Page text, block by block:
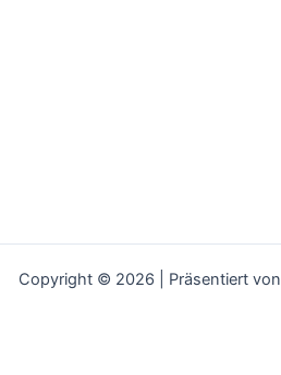
Copyright © 2026 | Präsentiert von